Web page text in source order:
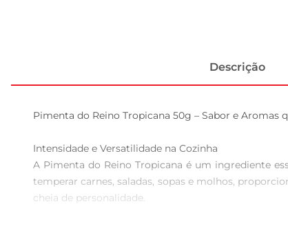
Descrição
Pimenta do Reino Tropicana 50g – Sabor e Aromas
Intensidade e Versatilidade na Cozinha
A Pimenta do Reino Tropicana é um ingrediente
temperar carnes, saladas, sopas e molhos,
cheia de personalidade.